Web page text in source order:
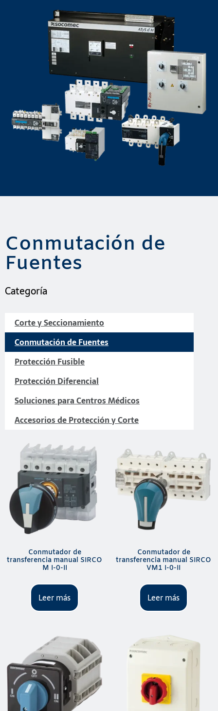
Conmutación de
Fuentes
Categoría
Corte y Seccionamiento
Conmutación de Fuentes
Protección Fusible
Protección Diferencial
Soluciones para Centros Médicos
Accesorios de Protección y Corte
Conmutador de
transferencia manual SIRCO
M I-0-II
Leer más
Conmutador de
transferencia manual SIRCO
VM1 I-0-II
Leer más